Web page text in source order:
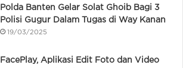
Polda Banten Gelar Solat Ghoib Bagi 3
Polisi Gugur Dalam Tugas di Way Kanan
19/03/2025
FacePlay, Aplikasi Edit Foto dan Video